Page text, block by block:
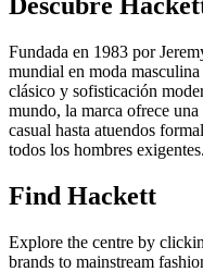
Descubre
Fundada en 1983 por
mundial en moda
clásico y sofisticación
mundo, la marca ofrece
casual hasta atuendos
todos los hombres exigentes.
Find Hackett
Explore the centre by
brands to mainstream